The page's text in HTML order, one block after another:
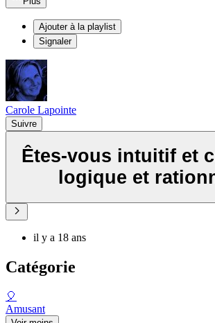
Ajouter à la playlist
Signaler
Carole Lapointe
Suivre
Êtes-vous intuitif et
logique et
il y a 18 ans
Catégorie
🎈
Amusant